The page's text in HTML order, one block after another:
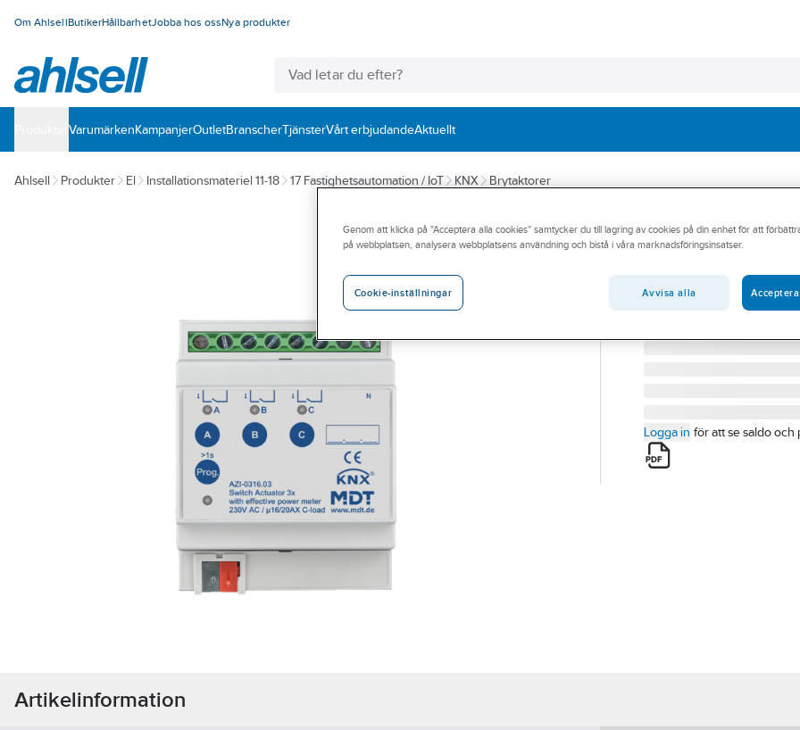
Om AhlsellButikerHållbarhetJobba hos ossNya produkter
VarumärkenKampanjerOutletBranscherTjänsterVårt erbjudandeAktuellt
Ahlsell Produkter El Installationsmateriel 11-18 17 Fastighetsautomation / IoT KNX Brytaktorer
MDT
Brytaktor 16A
BRYTAKTOR 3X16A
Artikelnummer:
1740771
AZI-0316.03
Logga in för att se saldo och
Artikelinformation
Genom att klicka på "Acceptera alla cookies" samtycker du till lagring av cookies på din enhet för att
på webbplatsen, analysera webbplatsens användning och bistå i våra marknadsföringsinsatser.
Cookie-inställningar Avvisa alla